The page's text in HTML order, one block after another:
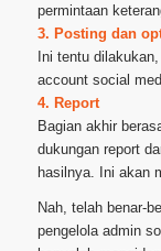
permintaan
3. Posting dan
Ini tentu
account social
4. Report
Bagian akhir
dukungan report
hasilnya. Ini akan
Nah, telah benar-
pengelola admin